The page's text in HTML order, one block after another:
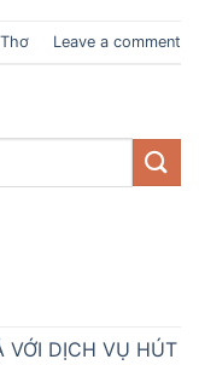
Leave a comment
VỚI DỊCH VỤ HÚT